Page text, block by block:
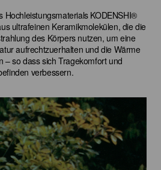
Hochleistungsmaterials KODENSHI®
ultrafeinen Keramikmolekülen, die die
des Körpers nutzen, um eine
aufrechtzuerhalten und die Wärme
– so dass sich Tragekomfort und
verbessern.